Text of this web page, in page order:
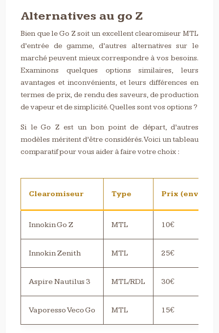
Alternatives au go Z
Bien que le Go Z soit un excellent clearomiseur MTL
d’entrée de gamme, d’autres alternatives sur le
marché peuvent mieux correspondre à vos besoins.
Examinons quelques options similaires, leurs
avantages et inconvénients, et leurs différences en
termes de prix, de rendu des saveurs, de production
de vapeur et de simplicité. Quelles sont vos options ?
Si le Go Z est un bon point de départ, d’autres
modèles méritent d’être considérés. Voici un tableau
comparatif pour vous aider à faire votre choix :
Clearomiseur Type Prix (environ)
Innokin Go Z MTL 10€
Innokin Zenith MTL 25€
Aspire Nautilus 3 MTL/RDL 30€
Vaporesso Veco Go MTL 15€